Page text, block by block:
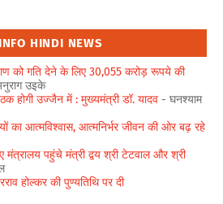
HINDI NEWS
को गति देने के लिए 30,055 करोड़ रूपये की
उइके
होगी उज्जैन में : मुख्यमंत्री डॉ. यादव - घनश्याम
का आत्मविश्वास, आत्मनिर्भर जीवन की ओर बढ़ रहे
पहुंचे मंत्री द्वय श्री टेटवाल और श्री
होल्कर की पुण्यतिथि पर दी